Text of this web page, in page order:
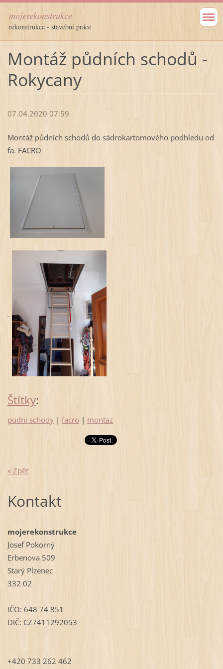
mojerekonstrukce
rekonstrukce - stavební práce
Montáž půdních schodů -
Rokycany
07.04.2020 07:59
Montáž půdních schodů do sádrokartomového podhledu od
fa. FACRO
Štítky:
pudni schody | facro | montaz
« Zpět
Kontakt
mojerekonstrukce
Josef Pokorný
Erbenova 509
Starý Plzenec
332 02
IČO: 648 74 851
DIČ: CZ7411292053
+420 733 262 462